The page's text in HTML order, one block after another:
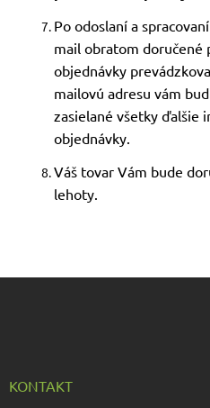
Po odoslaní a
mail obratom
objednávky
mailovú adresu vám
zasielané všetky ďalšie
objednávky.
Váš tovar Vám bude
lehoty.
KONTAKT